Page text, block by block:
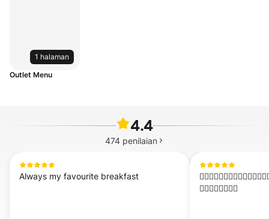
1 halaman
Outlet Menu
4.4
474 penilaian
Always my favourite breakfast
👍🏻👍🏻👍🏻👍🏻